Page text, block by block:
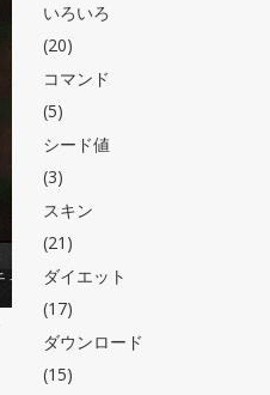
いろいろ
(20)
コマンド
(5)
シード値
(3)
スキン
(21)
ダイエット
(17)
ダウンロード
(15)